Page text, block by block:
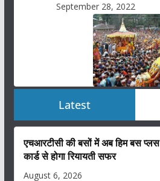
September 28, 2022
Latest
एचआरटीसी की बसों में अब हिम बस प्लस
कार्ड से होगा रियायती सफर
August 6, 2026